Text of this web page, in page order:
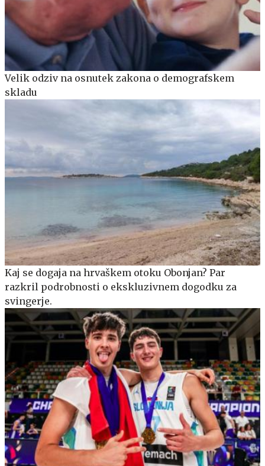
Velik odziv na osnutek zakona o demografskem
skladu
Kaj se dogaja na hrvaškem otoku Obonjan? Par
razkril podrobnosti o ekskluzivnem dogodku za
svingerje.